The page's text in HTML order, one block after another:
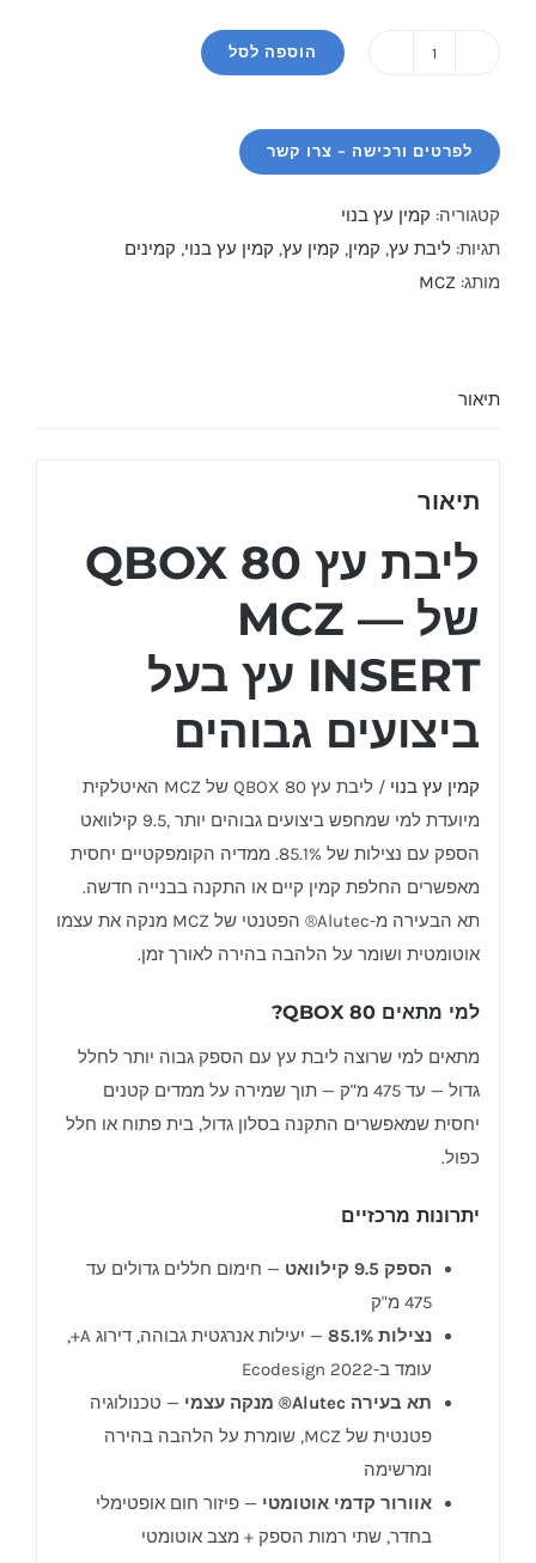
קמין
הוספה לסל
קטגוריה: קמין עץ בנוי
תגיות: ליבת עץ, קמין, קמין עץ, קמין עץ בנוי, קמינים
מותג: MCZ
תיאור
תיאור
ליבת עץ QBOX 80
של MCZ —
INSERT עץ בעל
ביצועים גבוהים
קמין עץ בנוי
/ ליבת עץ QBOX 80 של MCZ האיטלקית
מיועדת למי שמחפש ביצועים גבוהים יותר ,9.5 קילוואט
הספק עם נצילות של 85.1%. ממדיה הקומפקטיים יחסית
מאפשרים החלפת קמין קיים או התקנה בבנייה חדשה.
תא הבעירה מ-Alutec® הפטנטי של MCZ מנקה את עצמו
אוטומטית ושומר על הלהבה בהירה לאורך זמן.
למי מתאים QBOX 80?
מתאים למי שרוצה ליבת עץ עם הספק גבוה יותר לחלל
גדול — עד 475 מ"ק — תוך שמירה על ממדים קטנים
יחסית שמאפשרים התקנה בסלון גדול, בית פתוח או חלל
כפול.
יתרונות מרכזיים
הספק 9.5 קילוואט
— חימום חללים גדולים עד
475 מ"ק
נצילות 85.1%
— יעילות אנרגטית גבוהה, דירוג A+,
עומד ב-Ecodesign 2022
תא בעירה Alutec® מנקה עצמי
— טכנולוגיה
פטנטית של MCZ, שומרת על הלהבה בהירה
ומרשימה
אוורור קדמי אוטומטי — פיזור חום אופטימלי
בחדר, שתי רמות הספק + מצב אוטומטי